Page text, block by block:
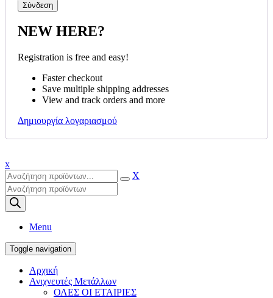
NEW HERE?
Registration is free and easy!
Faster checkout
Save multiple shipping addresses
View and track orders and more
Δημιουργία λογαριασμού
x
X
Products
search
Menu
Toggle navigation
Αρχική
Ανιχνευτές Μετάλλων
ΟΛΕΣ ΟΙ ΕΤΑΙΡΙΕΣ